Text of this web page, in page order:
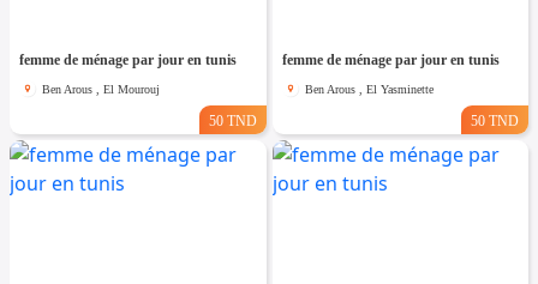
femme de ménage par jour en tunis
Ben Arous , El Mourouj
50 TND
femme de ménage par jour en tunis
Ben Arous , El Yasminette
50 TND